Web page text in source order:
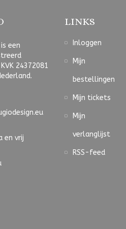
een
24372081
en vrij
LINKS
Inloggen
Mijn
bestellingen
Mijn tickets
Mijn
verlanglijst
RSS-feed